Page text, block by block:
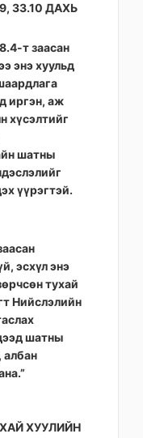
33.10 ДАХЬ
т заасан
энэ хуульд
иргэн, аж
хүсэлтийг
шатны
үүрэгтэй.
эсхүл энэ
тухай
Нийслэлийн
шатны
албан
ХУУЛИЙН